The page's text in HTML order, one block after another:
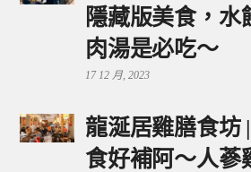
隱藏版美食，水
肉湯是必吃～
17 12 月, 2023
龍涎居雞膳食坊
食好補阿～人蔘